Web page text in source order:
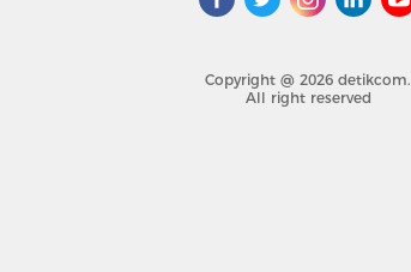
Copyright @ 2026 detikcom.
All right reserved